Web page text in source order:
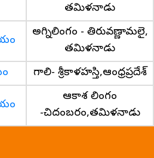
తమిళనాడు
అగ్నిలింగం - తిరువణ్ణామలై,
తమిళనాడు
గాలి- శ్రీకాళహస్తి,ఆంధ్రప్రదేశ్
ఆకాశ లింగం
-చిదంబరం,తమిళనాడు